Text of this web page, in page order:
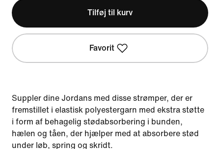
Tilføj til kurv
Favorit
Suppler dine Jordans med disse strømper, der er
fremstillet i elastisk polyestergarn med ekstra støtte
i form af behagelig stødabsorbering i bunden,
hælen og tåen, der hjælper med at absorbere stød
under løb, spring og skridt.